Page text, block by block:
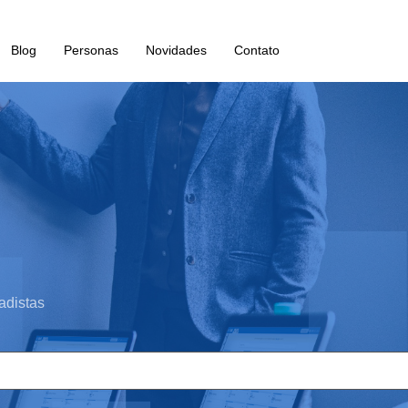
Blog Personas Novidades Contato